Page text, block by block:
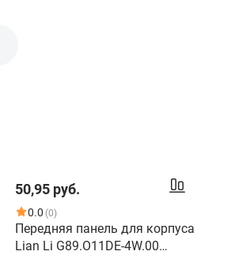
50,95 руб.
0.0 (0)
Передняя панель для корпуса
Lian Li G89.O11DE-4W.00